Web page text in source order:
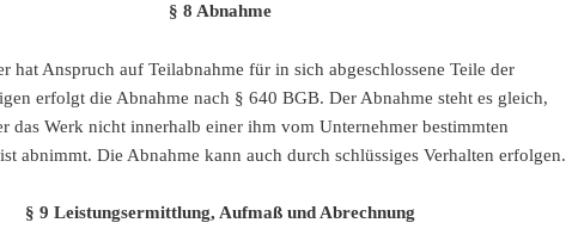
§ 8 Abnahme
hat Anspruch auf Teilabnahme für in sich abgeschlossene Teile der
erfolgt die Abnahme nach § 640 BGB. Der Abnahme steht es gleich,
das Werk nicht innerhalb einer ihm vom Unternehmer bestimmten
abnimmt. Die Abnahme kann auch durch schlüssiges Verhalten erfolgen.
§ 9 Leistungsermittlung, Aufmaß und Abrechnung